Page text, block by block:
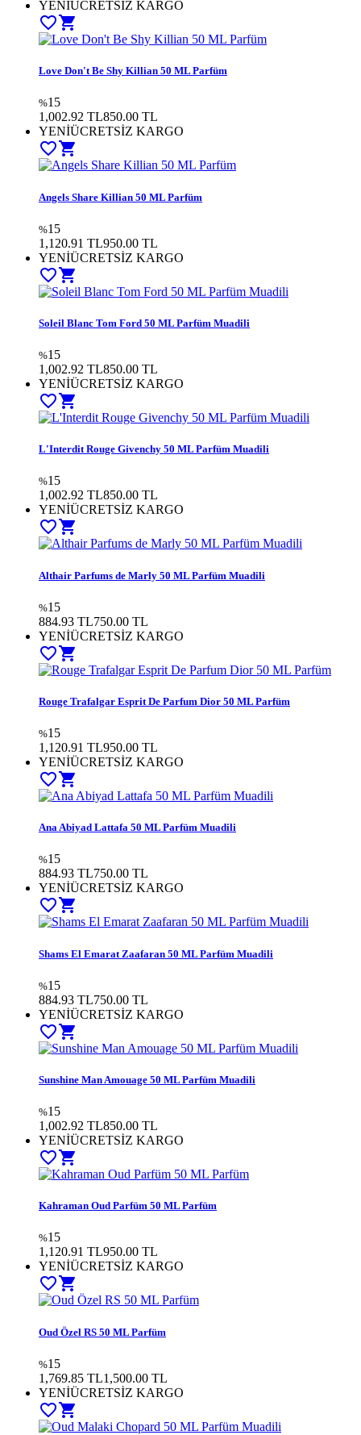
YENİÜCRETSİZ KARGO
favorite_bordershopping_cart
Love Don't Be Shy Killian 50 ML Parfüm
%15
1,002.92 TL850.00 TL
YENİÜCRETSİZ KARGO
favorite_bordershopping_cart
Angels Share Killian 50 ML Parfüm
%15
1,120.91 TL950.00 TL
YENİÜCRETSİZ KARGO
favorite_bordershopping_cart
Soleil Blanc Tom Ford 50 ML Parfüm Muadili
%15
1,002.92 TL850.00 TL
YENİÜCRETSİZ KARGO
favorite_bordershopping_cart
L'Interdit Rouge Givenchy 50 ML Parfüm Muadili
%15
1,002.92 TL850.00 TL
YENİÜCRETSİZ KARGO
favorite_border shopping_cart
Althair Parfums de Marly 50 ML Parfüm Muadili
%15
884.93 TL750.00 TL
YENİÜCRETSİZ KARGO
favorite_bordershopping_cart
Rouge Trafalgar Esprit De Parfum Dior 50 ML Parfüm
%15
1,120.91 TL950.00 TL
YENİÜCRETSİZ KARGO
favorite_bordershopping_cart
Ana Abiyad Lattafa 50 ML Parfüm Muadili
%15
884.93 TL750.00 TL
YENİÜCRETSİZ KARGO
favorite_border shopping_cart
Shams El Emarat Zaafaran 50 ML Parfüm Muadili
%15
884.93 TL750.00 TL
YENİÜCRETSİZ KARGO
favorite_bordershopping_cart
Sunshine Man Amouage 50 ML Parfüm Muadili
%15
1,002.92 TL850.00 TL
YENİÜCRETSİZ KARGO
favorite_bordershopping_cart
Kahraman Oud Parfüm 50 ML Parfüm
%15
1,120.91 TL950.00 TL
YENİÜCRETSİZ KARGO
favorite_border shopping_cart
Oud Özel RS 50 ML Parfüm
%15
1,769.85 TL1,500.00 TL
YENİÜCRETSİZ KARGO
favorite_bordershopping_cart